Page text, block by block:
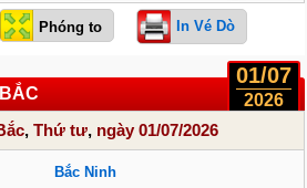
In Vé Dò
01/07
2026
, Thứ tư, ngày 01/07/2026
Bắc Ninh